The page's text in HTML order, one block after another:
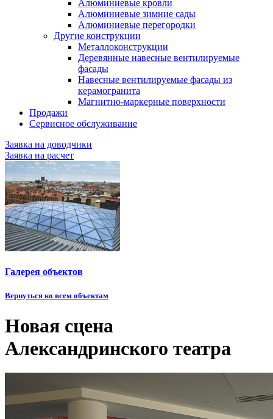
Алюминиевые кровли
Алюминиевые зимние сады
Алюминиевые перегородки
Другие конструкции
Металлоконструкции
Деревянные навесные вентилируемые
фасады
Навесные вентилируемые фасады из
керамогранита
Магнитно-маркерные поверхности
Продажи
Сервисное обслуживание
Заявка на доводчики
Заявка на расчет
Галерея объектов
Вернуться ко всем объектам
Новая сцена
Александринского театра